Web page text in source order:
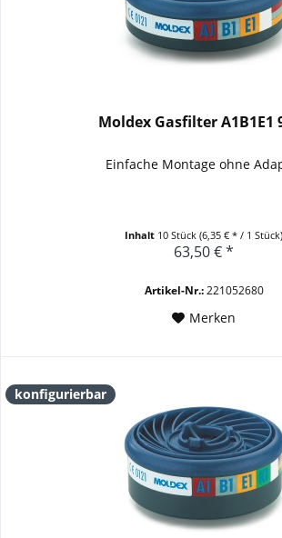
Moldex Gasfilter A1B1E1
Einfache Montage ohne
Inhalt 10 Stück(6,35 € * / 1 Stück)
63,50 € *
Artikel-Nr.:221052680
Merken
konfigurierbar